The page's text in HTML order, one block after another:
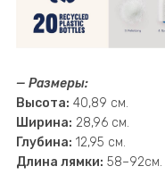
— Размеры:
Высота: 40,89 см.
Ширина: 28,96 см.
Глубина: 12,95 см.
Длина лямки: 58–92см.